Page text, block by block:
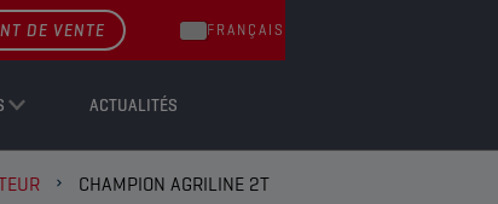
ACTUALITÉS
DE VENTE FRANÇAIS
CHAMPION AGRILINE 2T